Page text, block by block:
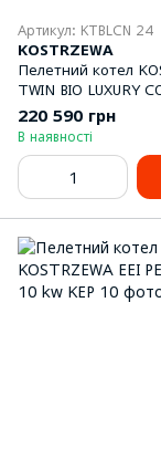
Артикул: KTBLCN 24
KOSTRZEWA
Пелетний котел
TWIN BIO LUXURY
NE 24 kw
220 590 грн
В наявності